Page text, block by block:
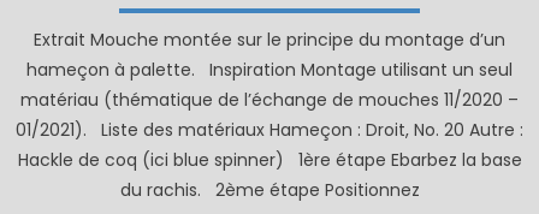
Extrait Mouche montée sur le principe du montage d’un
hameçon à palette. Inspiration Montage utilisant un seul
matériau (thématique de l’échange de mouches 11/2020 –
01/2021). Liste des matériaux Hameçon : Droit, No. 20 Autre :
Hackle de coq (ici blue spinner) 1ère étape Ebarbez la base
du rachis. 2ème étape Positionnez